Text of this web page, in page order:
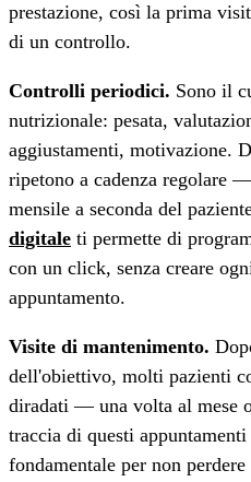
prestazione, così la prima
di un controllo.
Controlli periodici. Sono il
nutrizionale: pesata,
aggiustamenti, motivazione.
ripetono a cadenza regolare
mensile a seconda del
digitale ti permette di
con un click, senza creare
appuntamento.
Visite di mantenimento.
dell'obiettivo, molti pazienti
diradati — una volta al mese
traccia di questi
fondamentale per non